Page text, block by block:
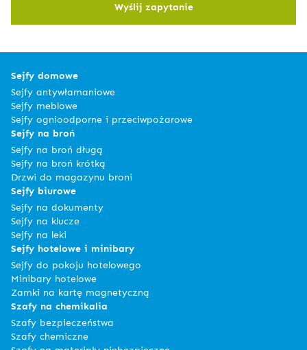
Wyślij zapytanie
Sejfy domowe
Sejfy antywłamaniowe
Sejfy meblowe
Sejfy ognioodporne i przeciwpożarowe
Sejfy na broń
Sejfy na broń długą
Sejfy na broń krótką
Drzwi do magazynu broni
Sejfy biurowe
Sejfy na dokumenty
Sejfy na klucze
Sejfy na leki
Sejfy hotelowe i minibary
Sejfy do pokoju hotelowego
Minibary hotelowe
Zamki na kartę magnetyczną
Szafy na chemikalia
Szafy bezpieczeństwa
Szafy chemiczne